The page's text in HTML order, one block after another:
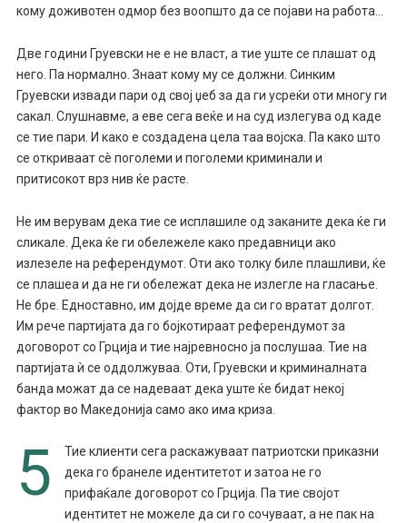
кому доживотен одмор без воопшто да се појави на работа…
Две години Груевски не е не власт, а тие уште се плашат од
него. Па нормално. Знаат кому му се должни. Синким
Груевски извади пари од свој џеб за да ги усреќи оти многу ги
сакал. Слушнавме, а еве сега веќе и на суд излегува од каде
се тие пари. И како е создадена цела таа војска. Па како што
се откриваат сè поголеми и поголеми криминали и
притисокот врз нив ќе расте.
Не им верувам дека тие се исплашиле од заканите дека ќе ги
сликале. Дека ќе ги обележеле како предавници ако
излезеле на референдумот. Оти ако толку биле плашливи, ќе
се плашеа и да не ги обележат дека не излегле на гласање.
Не бре. Едноставно, им дојде време да си го вратат долгот.
Им рече партијата да го бојкотираат референдумот за
договорот со Грција и тие најревносно ја послушаа. Тие на
партијата ѝ се оддолжуваа. Оти, Груевски и криминалната
банда можат да се надеваат дека уште ќе бидат некој
фактор во Македонија само ако има криза.
5
Тие клиенти сега раскажуваат патриотски приказни
дека го бранеле идентитетот и затоа не го
прифаќале договорот со Грција. Па тие својот
идентитет не можеле да си го сочуваат, а не пак на